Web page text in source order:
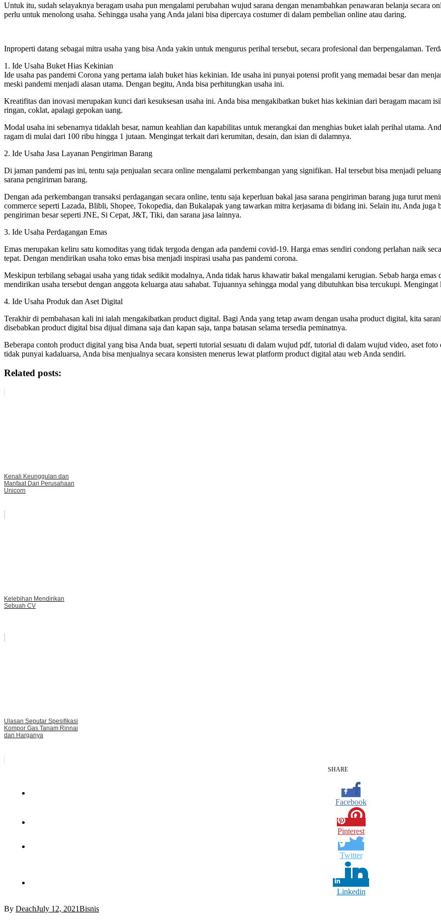
Untuk itu, sudah selayaknya beragam usaha pun mengalami perubahan wujud sarana dengan menambahkan penawaran belanja secara
perlu untuk menolong usaha. Sehingga usaha yang Anda jalani bisa dipercaya costumer di dalam pembelian online atau daring.
Inproperti datang sebagai mitra usaha yang bisa Anda yakin untuk mengurus perihal tersebut, secara profesional dan berpengalaman.
1. Ide Usaha Buket Hias Kekinian
Ide usaha pas pandemi Corona yang pertama ialah buket hias kekinian. Ide usaha ini punyai potensi profit yang memadai besar dan
meski pandemi menjadi alasan utama. Dengan begitu, Anda bisa perhitungkan usaha ini.
Kreatifitas dan inovasi merupakan kunci dari kesuksesan usaha ini. Anda bisa mengakibatkan buket hias kekinian dari beragam macam
ringan, coklat, apalagi gepokan uang.
Modal usaha ini sebenarnya tidaklah besar, namun keahlian dan kapabilitas untuk merangkai dan menghias buket ialah perihal utama.
ragam di mulai dari 100 ribu hingga 1 jutaan. Mengingat terkait dari kerumitan, desain, dan isian di dalamnya.
2. Ide Usaha Jasa Layanan Pengiriman Barang
Di jaman pandemi pas ini, tentu saja penjualan secara online mengalami perkembangan yang signifikan. Hal tersebut bisa menjadi
sarana pengiriman barang.
Dengan ada perkembangan transaksi perdagangan secara online, tentu saja keperluan bakal jasa sarana pengiriman barang juga turut
commerce seperti Lazada, Blibli, Shopee, Tokopedia, dan Bukalapak yang tawarkan mitra kerjasama di bidang ini. Selain itu, Anda juga
pengiriman besar seperti JNE, Si Cepat, J&T, Tiki, dan sarana jasa lainnya.
3. Ide Usaha Perdagangan Emas
Emas merupakan keliru satu komoditas yang tidak tergoda dengan ada pandemi covid-19. Harga emas sendiri condong perlahan naik
tepat. Dengan mendirikan usaha toko emas bisa menjadi inspirasi usaha pas pandemi corona.
Meskipun terbilang sebagai usaha yang tidak sedikit modalnya, Anda tidak harus khawatir bakal mengalami kerugian. Sebab harga
mendirikan usaha tersebut dengan anggota keluarga atau sahabat. Tujuannya sehingga modal yang dibutuhkan bisa tercukupi.
4. Ide Usaha Produk dan Aset Digital
Terakhir di pembahasan kali ini ialah mengakibatkan product digital. Bagi Anda yang tetap awam dengan usaha product digital, kita
disebabkan product digital bisa dijual dimana saja dan kapan saja, tanpa batasan selama tersedia peminatnya.
Beberapa contoh product digital yang bisa Anda buat, seperti tutorial sesuatu di dalam wujud pdf, tutorial di dalam wujud video, aset
tidak punyai kadaluarsa, Anda bisa menjualnya secara konsisten menerus lewat platform product digital atau web Anda sendiri.
Related posts:
Kenali Keunggulan dan
Manfaat Dari Perusahaan
Unicorn
Kelebihan Mendirikan
Sebuah CV
Ulasan Seputar Spesifikasi
Kompor Gas Tanam Rinnai
dan Harganya
SHARE
Facebook
Pinterest
Twitter
Linkedin
By DeachJuly 12, 2021Bisnis